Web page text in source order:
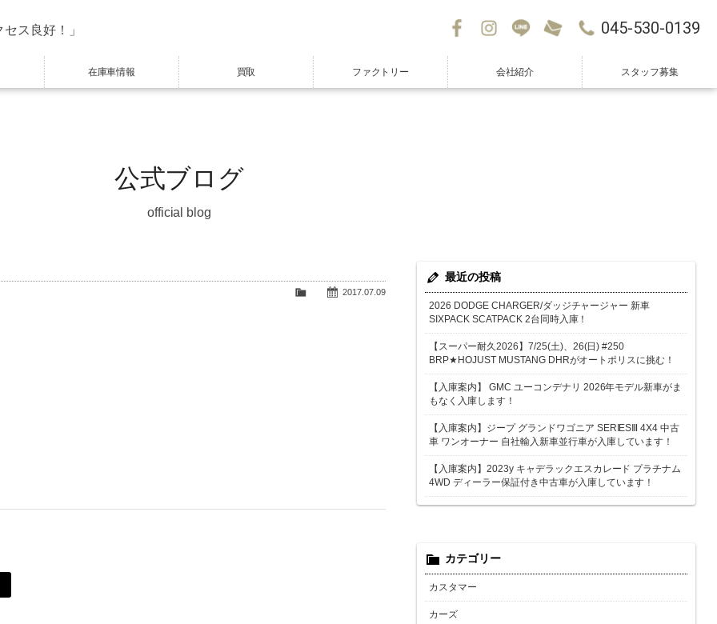
ス良好！」 045-530-0139
在庫車情報 買取 ファクトリー 会社紹介 スタッフ募集
公式ブログ
official blog
2017.07.09
最近の投稿
2026 DODGE CHARGER/ダッジチャージャー 新車
SIXPACK SCATPACK 2台同時入庫！
【スーパー耐久2026】7/25(土)、26(日) #250
BRP★HOJUST MUSTANG DHRがオートポリスに挑む！
【入庫案内】 GMC ユーコンデナリ 2026年モデル新車がま
もなく入庫します！
【入庫案内】ジープ グランドワゴニア SERIESⅢ 4X4 中古
車 ワンオーナー 自社輸入新車並行車が入庫しています！
【入庫案内】2023y キャデラックエスカレード プラチナム
4WD ディーラー保証付き中古車が入庫しています！
カテゴリー
カスタマー
カーズ